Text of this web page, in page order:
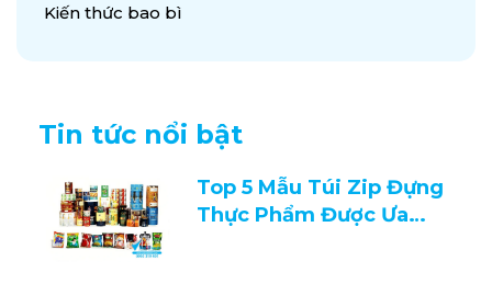
Kiến thức bao bì
Tin tức nổi bật
Top 5 Mẫu Túi Zip Đựng
Thực Phẩm Được Ưa